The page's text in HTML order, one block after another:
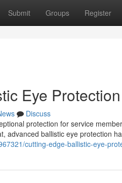
Submit Groups Register
Eye
Discuss
protection for service
advanced ballistic eye protection
cutting-edge-ballistic-eye-